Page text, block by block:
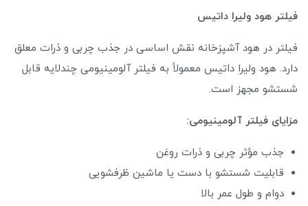
فیلتر هود ولیرا داتیس
فیلتر در هود آشپزخانه نقش اساسی در جذب چربی و ذرات معلق
دارد. هود ولیرا داتیس معمولاً به فیلتر آلومینیومی چندلایه قابل
شستشو مجهز است.
مزایای فیلتر آلومینیومی:
جذب مؤثر چربی و ذرات روغن
قابلیت شستشو با دست یا ماشین ظرفشویی
دوام و طول عمر بالا